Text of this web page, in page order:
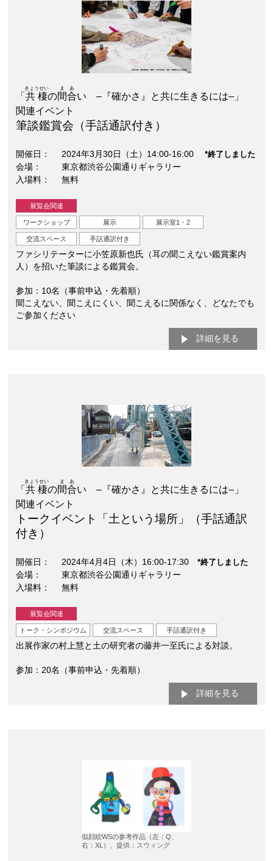
「共棲
きょうせい
の間合
まあ
い –『確かさ』と共に生きるには–」
関連イベント
筆談鑑賞会（手話通訳付き）
開催日 2024年3月30日（土）14:00-16:00*終了しました
会場
東京都渋谷公園通りギャラリー
入場料
無料
展覧会関連
ワークショップ 展示 展示室1・2
交流スペース 手話通訳付き
ファシリテーターに小笠原新也氏（耳の聞こえない鑑賞案内
人）を招いた筆談による鑑賞会。
参加：10名（事前申込・先着順）
聞こえない、聞こえにくい、聞こえるに関係なく、どなたでも
ご参加ください
詳細を見る
「共棲
きょうせい
の間合
まあ
い –『確かさ』と共に生きるには–」
関連イベント
トークイベント「土という場所」（手話通訳
付き）
開催日 2024年4月4日（木）16:00-17:30*終了しました
会場
東京都渋谷公園通りギャラリー
入場料
無料
展覧会関連
トーク・シンポジウム 交流スペース 手話通訳付き
出展作家の村上慧と土の研究者の藤井一至氏による対談。
参加：20名（事前申込・先着順）
詳細を見る
似顔絵WSの参考作品（左：Q、
右：XL）、提供：スウィング